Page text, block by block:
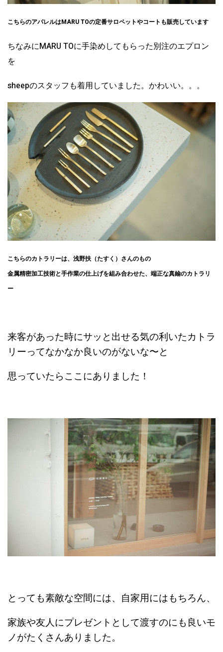
こちらのアパレルはMARU TOの定番サロペットやコートも販売しています
ちなみにMARU TOに手染めしてもらった別注のエプロン
を
sheepのスタッフも着用していました。かわいい。。。
こちらのカトラリーは、 浅野扶（たすく）さんのもの
金属精密加工技術と手作業の仕上げを組み合わせた、端正な真鍮のカトラリ
ー
来客があった時にサッと出せる気の利いたカトラ
リーってなかなか良いのがないな〜と
思っていたらここにありました！
とっても素敵な空間には、自家用にはもちろん、
家族や友人にプレゼントとして渡すのにも良いモ
ノがたくさんありました。